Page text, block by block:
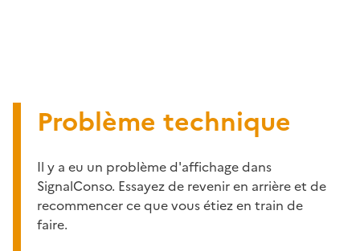
Problème technique
Il y a eu un problème d'affichage dans
SignalConso. Essayez de revenir en arrière et de
recommencer ce que vous étiez en train de
faire.